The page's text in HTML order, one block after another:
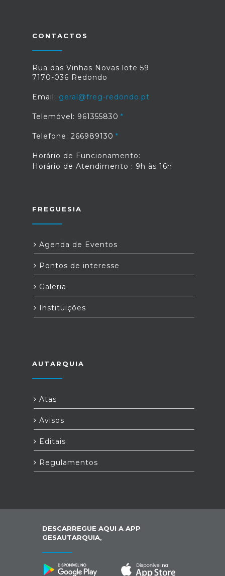
CONTACTOS
Rua das Vinhas Novas lote 59
7170-036 Redondo
Email: geral@freg-redondo.pt
Telemóvel: 961355830
Telefone: 266989130
Horário de Funcionamento:
Horário de Atendimento : 9h às 16h
FREGUESIA
Agenda de Eventos
Pontos de interesse
Galeria
Instituições
AUTARQUIA
Atas
Avisos
Editais
Regulamentos
DESCARREGUE AQUI A APP
GESAUTARQUIA,